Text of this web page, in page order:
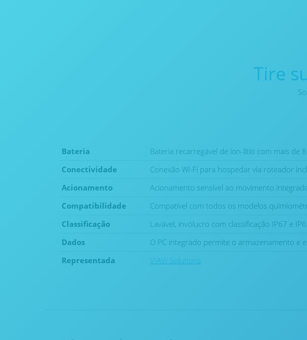
Tire
Bateria
Bateria recarregável de íon-lítio com mais
Conectividade
Conexão Wi-Fi para hospedar via roteador
Acionamento
Acionamento sensível ao movimento
Compatibilidade
Compatível com todos os modelos
Classificação
Lavável, invólucro com classificação IP67 e
Dados
O PC integrado permite o armazenamento e
Representada
VIAVI Solutions